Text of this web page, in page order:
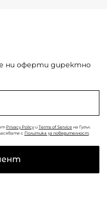
ни оферти директно
Privacy Policy и Terms of Service на Гугъл.
с Политика за поверителност.